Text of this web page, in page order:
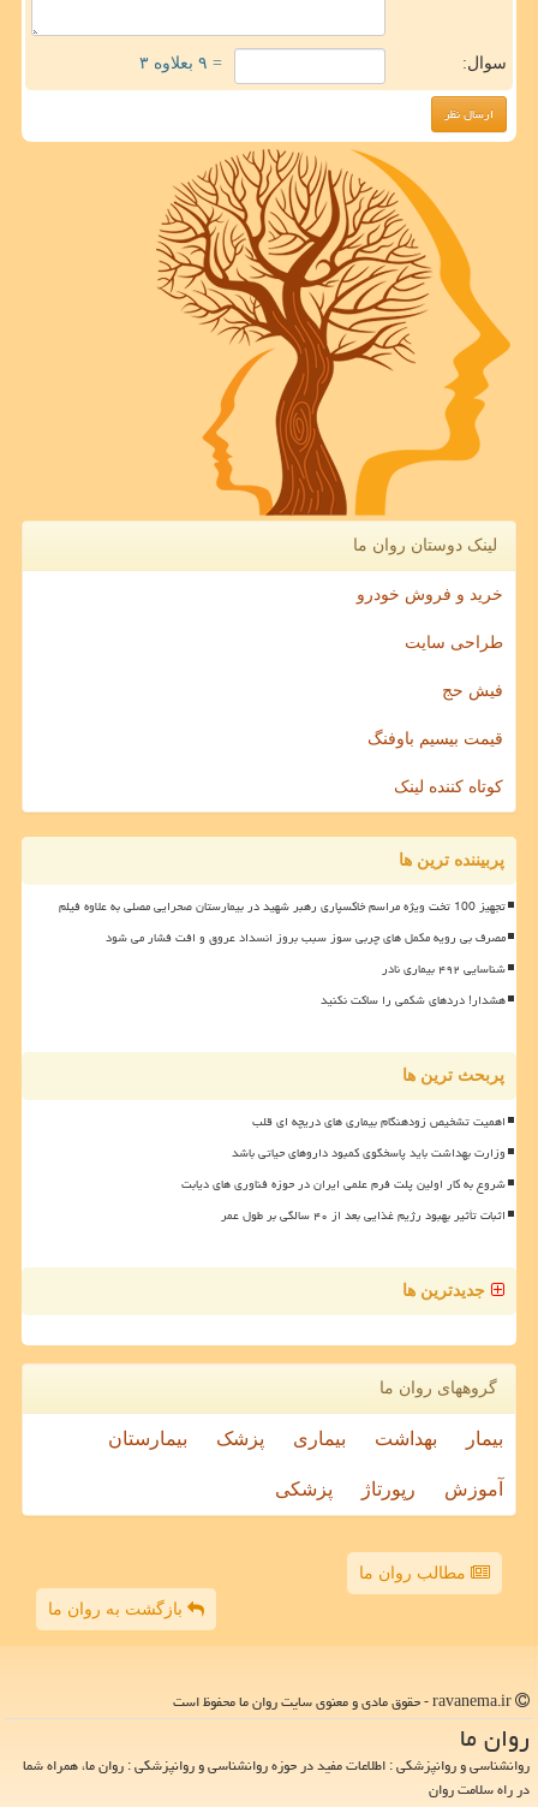
سوال: = ۹ بعلاوه ۳
لینک دوستان روان ما
خرید و فروش خودرو
طراحی سایت
فیش حج
قیمت بیسیم باوفنگ
کوتاه کننده لینک
پربیننده ترین ها
تجهیز 100 تخت ویژه مراسم خاکسپاری رهبر شهید در بیمارستان صحرایی مصلی به علاوه فیلم
مصرف بی رویه مکمل های چربی سوز سبب بروز انسداد عروق و افت فشار می شود
شناسایی ۴۹۲ بیماری نادر
هشدار! دردهای شکمی را ساکت نکنید
پربحث ترین ها
اهمیت تشخیص زودهنگام بیماری های دریچه ای قلب
وزارت بهداشت باید پاسخگوی کمبود داروهای حیاتی باشد
شروع به کار اولین پلت فرم علمی ایران در حوزه فناوری های دیابت
اثبات تأثیر بهبود رژیم غذایی بعد از ۴۰ سالگی بر طول عمر
جدیدترین ها
گروههای روان ما
بیمار بهداشت بیماری پزشک بیمارستان
آموزش رپورتاژ پزشکی
مطالب روان ما
بازگشت به روان ما
روان ما
روانشناسی و روانپزشکی : اطلاعات مفید در حوزه روانشناسی و روانپزشکی : روان ما، همراه شما
در راه سلامت روان